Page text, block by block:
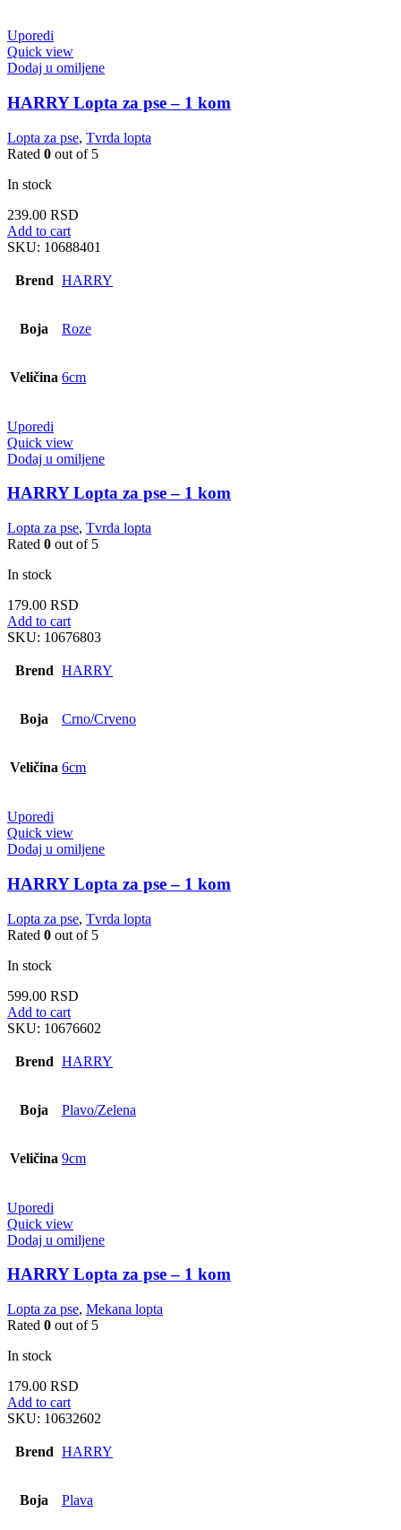
Uporedi
Quick view
Dodaj u omiljene
HARRY Lopta za pse – 1 kom
Lopta za pse, Tvrda lopta
Rated 0 out of 5
In stock
239.00 RSD
Add to cart
SKU: 10688401
Brend HARRY
Boja Roze
Veličina 6cm
Uporedi
Quick view
Dodaj u omiljene
HARRY Lopta za pse – 1 kom
Lopta za pse, Tvrda lopta
Rated 0 out of 5
In stock
179.00 RSD
Add to cart
SKU: 10676803
Brend HARRY
Boja Crno/Crveno
Veličina 6cm
Uporedi
Quick view
Dodaj u omiljene
HARRY Lopta za pse – 1 kom
Lopta za pse, Tvrda lopta
Rated 0 out of 5
In stock
599.00 RSD
Add to cart
SKU: 10676602
Brend HARRY
Boja Plavo/Zelena
Veličina 9cm
Uporedi
Quick view
Dodaj u omiljene
HARRY Lopta za pse – 1 kom
Lopta za pse, Mekana lopta
Rated 0 out of 5
In stock
179.00 RSD
Add to cart
SKU: 10632602
Brend HARRY
Boja Plava